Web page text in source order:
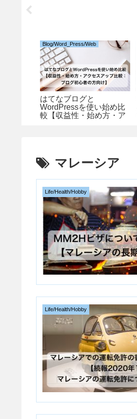
Blog/Word_Press/Web
はてなブログと
WordPressを使い始め比
較【収益性・始め方・ア
マレーシア
Life/Health/Hobby
Life/Health/Hobby